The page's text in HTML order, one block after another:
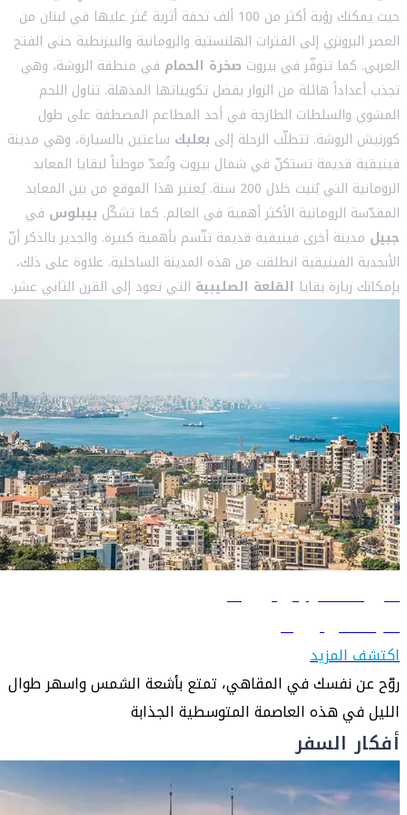
حيث يمكنك رؤية أكثر من 100 ألف تحفة أثرية عُثر عليها في لبنان من
العصر البرونزي إلى الفترات الهلنستية والرومانية والبيزنطية حتى الفتح
العربي. كما تتوفّر في بيروت صخرة الحمام في منطقة الروشة، وهي
تجذب أعداداً هائلة من الزوار بفضل تكويناتها المذهلة. تناول اللحم
المشوي والسلطات الطازجة في أحد المطاعم المصطفة على طول
كورنيش الروشة. تتطلّب الرحلة إلى بعلبك ساعتين بالسيارة، وهي مدينة
فينيقية قديمة تستكنّ في شمال بيروت وتُعدّ موطناً لبقايا المعابد
الرومانية التي بُنيت خلال 200 سنة. يُعتبر هذا الموقع من بين المعابد
المقدّسة الرومانية الأكثر أهمية في العالم. كما تشكّل بيبلوس في
جبيل مدينة أخرى فينيقية قديمة تتّسم بأهمية كبيرة. والجدير بالذكر أنّ
الأبجدية الفينيقية انطلقت من هذه المدينة الساحلية. علاوة على ذلك،
بإمكانك زيارة بقايا القلعة الصليبية التي تعود إلى القرن الثاني عشر.
دليل السفر إلى بيروت
تعرّف على بيروت
اكتشف المزيد
روّح عن نفسك في المقاهي، تمتع بأشعة الشمس واسهر طوال
الليل في هذه العاصمة المتوسطية الجذابة
أفكار السفر